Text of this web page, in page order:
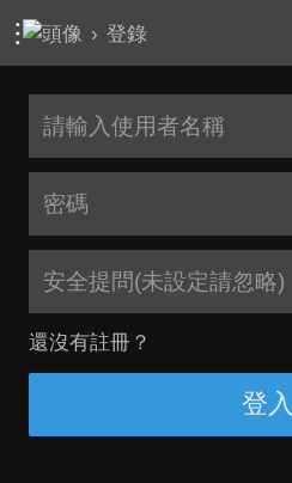
› 登錄
安全提問(未設定請忽略)
還沒有註冊？
登入